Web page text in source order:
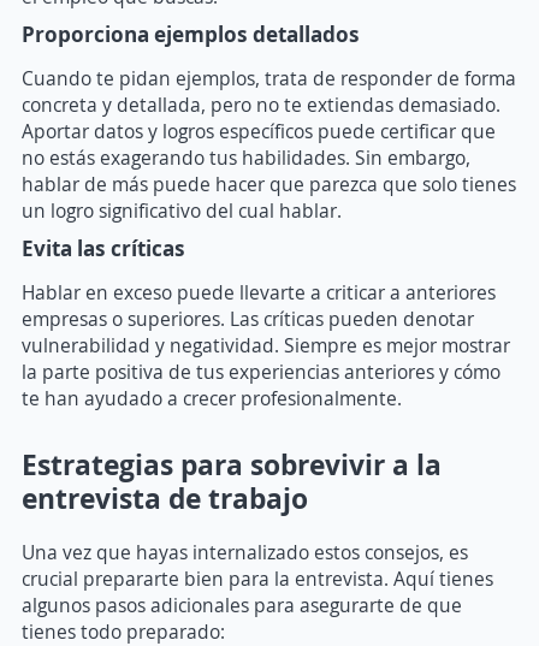
Proporciona ejemplos detallados
Cuando te pidan ejemplos, trata de responder de forma
concreta y detallada, pero no te extiendas demasiado.
Aportar datos y logros específicos puede certificar que
no estás exagerando tus habilidades. Sin embargo,
hablar de más puede hacer que parezca que solo tienes
un logro significativo del cual hablar.
Evita las críticas
Hablar en exceso puede llevarte a criticar a anteriores
empresas o superiores. Las críticas pueden denotar
vulnerabilidad y negatividad. Siempre es mejor mostrar
la parte positiva de tus experiencias anteriores y cómo
te han ayudado a crecer profesionalmente.
Estrategias para sobrevivir a la
entrevista de trabajo
Una vez que hayas internalizado estos consejos, es
crucial prepararte bien para la entrevista. Aquí tienes
algunos pasos adicionales para asegurarte de que
tienes todo preparado: